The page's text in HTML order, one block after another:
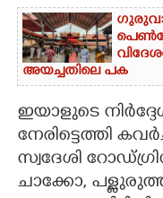
അയച്ചതിലെ പക
ഇയാളുടെ
നേരിട്ടെത്തി
സ്വദേശി
ചാക്കോ,